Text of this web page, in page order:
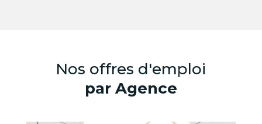
Nos offres d'emploi
par Agence